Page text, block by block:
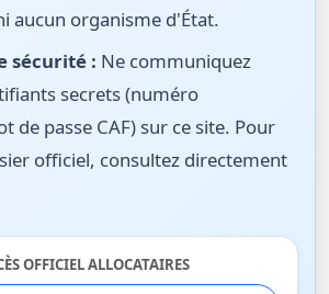
aucun organisme d'État.
sécurité : Ne communiquez
secrets (numéro
de passe CAF) sur ce site. Pour
officiel, consultez directement
OFFICIEL ALLOCATAIRES